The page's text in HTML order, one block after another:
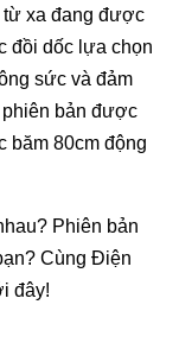
từ xa đang được
đồi dốc lựa chọn
sức và đảm
phiên bản được
băm 80cm động
Phiên bản
Cùng Điện
đây!